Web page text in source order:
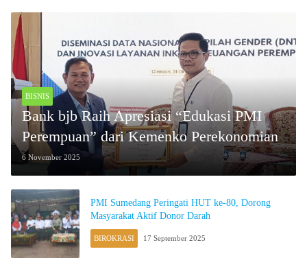
BISNIS
Bank bjb Raih Apresiasi “Edukasi PMI
Perempuan” dari Kemenko Perekonomian
6 November 2025
PMI Sumedang Peringati HUT ke-80, Dorong
Masyarakat Aktif Donor Darah
BIROKRASI 17 September 2025